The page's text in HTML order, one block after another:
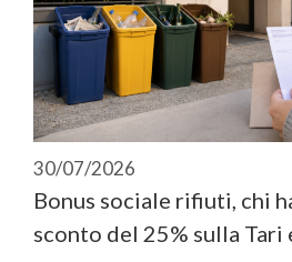
30/07/2026
Bonus sociale rifiuti, chi
sconto del 25% sulla Tari